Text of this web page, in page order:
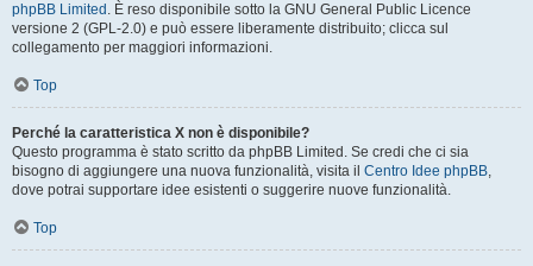
phpBB Limited . È reso disponibile sotto la GNU General Public Licence
versione 2 (GPL-2.0) e può essere liberamente distribuito; clicca sul
collegamento per maggiori informazioni.
Top
Perché la caratteristica X non è disponibile?
Questo programma è stato scritto da phpBB Limited. Se credi che ci sia
bisogno di aggiungere una nuova funzionalità, visita il Centro Idee phpBB,
dove potrai supportare idee esistenti o suggerire nuove funzionalità.
Top